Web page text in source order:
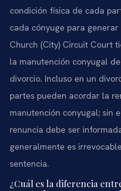
condición física de cada
cada cónyuge para generar
Church (City) Circuit Court
la manutención conyugal
divorcio. Incluso en un
partes pueden acordar la
manutención conyugal; sin
renuncia debe ser
generalmente es
sentencia.
¿Cuál es la diferencia